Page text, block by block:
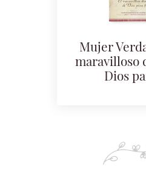
Mujer
maravilloso
Dios